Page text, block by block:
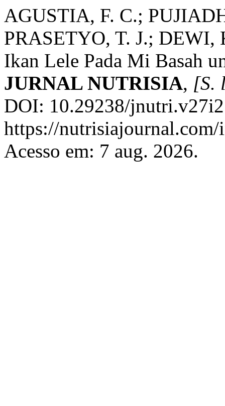
AGUSTIA, F. C.;
PRASETYO, T. J.; DEWI,
Ikan Lele Pada Mi Basah
JURNAL NUTRISIA, [S.
DOI: 10.29238/
https://
Acesso em: 7 aug. 2026.